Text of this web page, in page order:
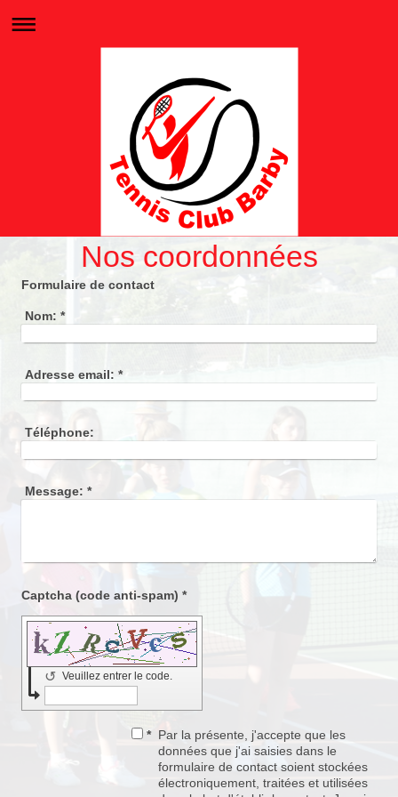
Nos coordonnées
Formulaire de contact
Nom: *
Adresse email: *
Téléphone:
Message: *
Captcha (code anti-spam) *
Veuillez entrer le code.
↺
* Par la présente, j'accepte que les
données que j'ai saisies dans le
formulaire de contact soient stockées
électroniquement, traitées et utilisées